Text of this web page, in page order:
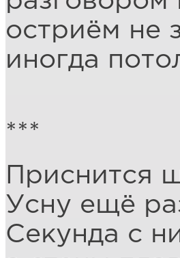
остриём не
иногда
***
Приснится
Усну ещё
Секунда с